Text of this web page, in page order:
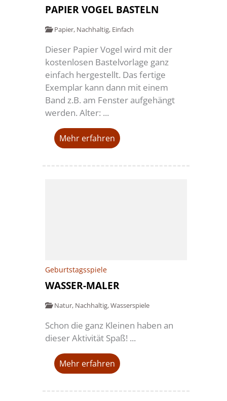
PAPIER VOGEL BASTELN
Papier, Nachhaltig, Einfach
Dieser Papier Vogel wird mit der
kostenlosen Bastelvorlage ganz
einfach hergestellt. Das fertige
Exemplar kann dann mit einem
Band z.B. am Fenster aufgehängt
werden. Alter: ...
Mehr erfahren
Geburtstagsspiele
WASSER-MALER
Natur, Nachhaltig,Wasserspiele
Schon die ganz Kleinen haben an
dieser Aktivität Spaß! ...
Mehr erfahren